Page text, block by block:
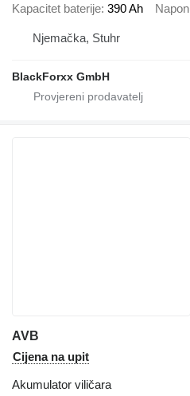
Kapacitet baterije 390 Ah Napon
Njemačka, Stuhr
BlackForxx GmbH
AVB
Cijena na upit
Akumulator viličara